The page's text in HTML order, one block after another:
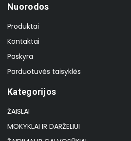
Nuorodos
Produktai
Kontaktai
Paskyra
Parduotuvės taisyklės
Kategorijos
ŽAISLAI
MOKYKLAI IR DARŽELIUI